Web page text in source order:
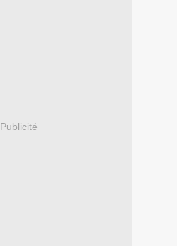
Publicité